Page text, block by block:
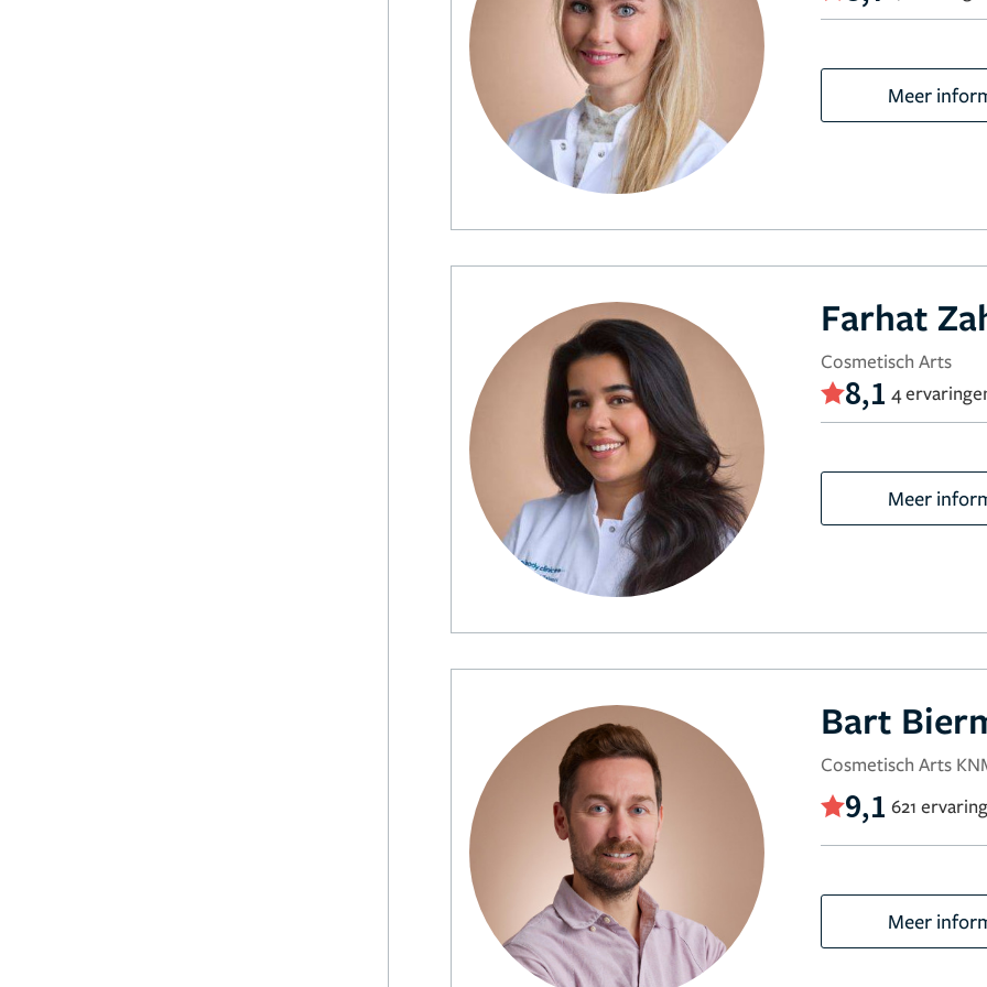
Meer
Farhat
Cosmetisch Arts
8,1 4
Meer
Bart
Cosmetisch Arts
9,1 621
Meer